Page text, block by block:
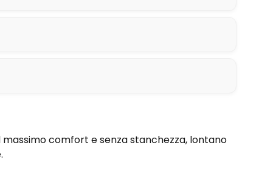
massimo comfort e senza stanchezza, lontano